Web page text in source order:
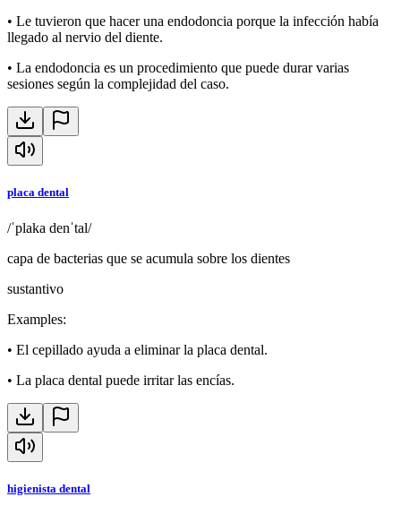
• Le tuvieron que hacer una endodoncia porque la infección había
llegado al nervio del diente.
• La endodoncia es un procedimiento que puede durar varias
sesiones según la complejidad del caso.
placa dental
/ˈplaka denˈtal/
capa de bacterias que se acumula sobre los dientes
sustantivo
Examples:
• El cepillado ayuda a eliminar la placa dental.
• La placa dental puede irritar las encías.
higienista dental